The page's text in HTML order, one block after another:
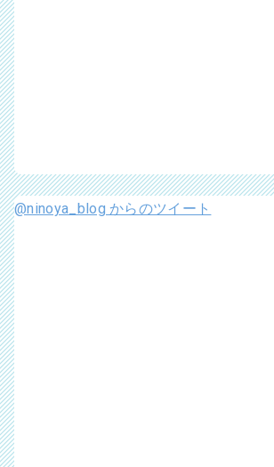
@ninoya_blog からのツイート